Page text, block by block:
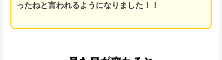
ったねと言われるようになりました！！